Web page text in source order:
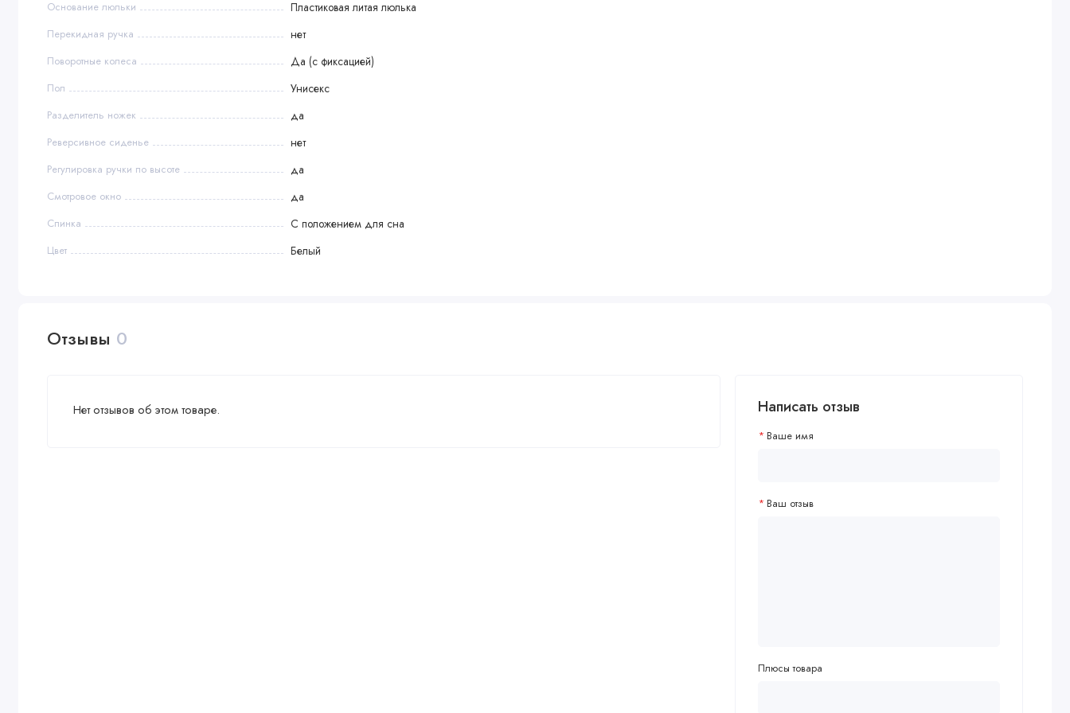
Основание люльки Пластиковая литая люлька
Перекидная ручка нет
Поворотные колеса Да (с фиксацией)
Пол Унисекс
Разделитель ножек да
Реверсивное сиденье нет
Регулировка ручки по высоте да
Смотровое окно да
Спинка С положением для сна
Цвет Белый
Отзывы 0
Нет отзывов об этом товаре. Написать отзыв
Ваше имя
Ваш отзыв
Плюсы товара